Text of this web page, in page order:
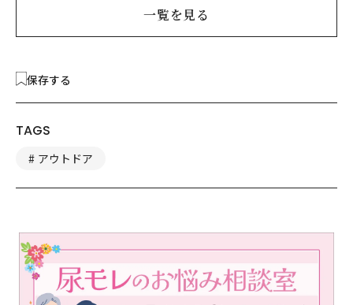
一覧を見る
保存する
TAGS
アウトドア